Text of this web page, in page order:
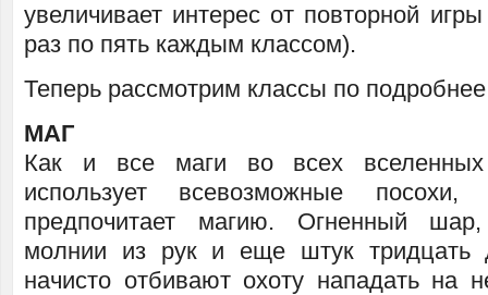
увеличивает интерес от повторной
раз по пять каждым классом).
Теперь рассмотрим классы по
МАГ
Как и все маги во всех
использует всевозможные
предпочитает магию. Огненный
молнии из рук и еще штук тридцать
начисто отбивают охоту нападать на